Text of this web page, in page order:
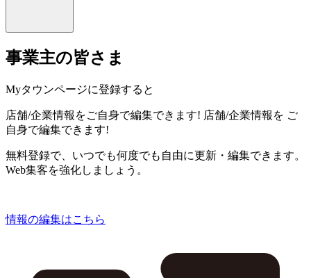
事業主の皆さま
Myタウンページに登録すると
店舗/企業情報をご自身で編集できます! 店舗/企業情報を ご
自身で編集できます!
無料登録で、いつでも何度でも自由に更新・編集できます。
Web集客を強化しましょう。
情報の編集はこちら